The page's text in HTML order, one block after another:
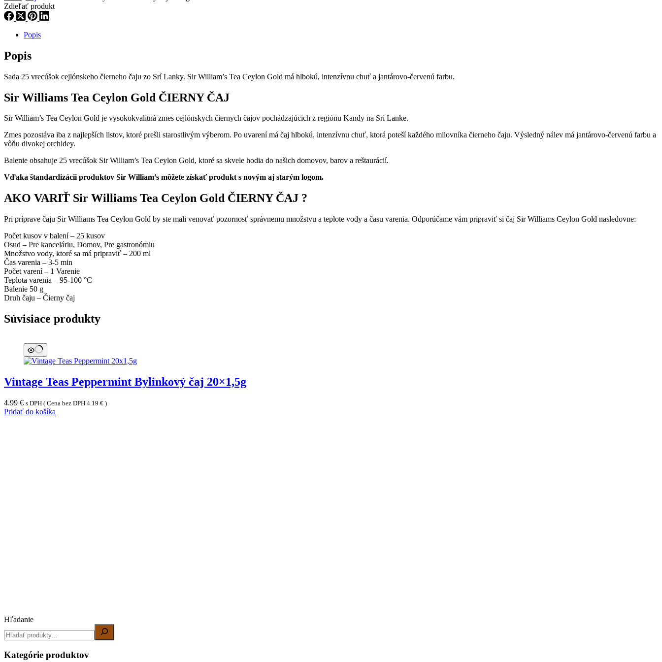
Zdieľať produkt
Popis
Popis
Sada 25 vrecúšok cejlónskeho čierneho čaju zo Srí Lanky. Sir William’s Tea Ceylon Gold má hlbokú, intenzívnu chuť a jantárovo-červenú farbu.
Sir Williams Tea Ceylon Gold ČIERNY ČAJ
Sir William’s Tea Ceylon Gold je vysokokvalitná zmes cejlónskych čiernych čajov pochádzajúcich z regiónu Kandy na Srí Lanke.
Zmes pozostáva iba z najlepších listov, ktoré prešli starostlivým výberom. Po uvarení má čaj hlbokú, intenzívnu chuť, ktorá poteší každého milovníka čierneho čaju. Výsledný nálev má jantárovo-červenú farbu a
vôňu divokej orchidey.
Balenie obsahuje 25 vrecúšok Sir William’s Tea Ceylon Gold, ktoré sa skvele hodia do našich domovov, barov a reštaurácií.
Vďaka štandardizácii produktov Sir William’s môžete získať produkt s novým aj starým logom.
AKO VARIŤ Sir Williams Tea Ceylon Gold ČIERNY ČAJ ?
Pri príprave čaju Sir Williams Tea Ceylon Gold by ste mali venovať pozornosť správnemu množstvu a teplote vody a času varenia. Odporúčame vám pripraviť si čaj Sir Williams Ceylon Gold nasledovne:
Počet kusov v balení – 25 kusov
Osud – Pre kanceláriu, Domov, Pre gastronómiu
Množstvo vody, ktoré sa má pripraviť – 200 ml
Čas varenia – 3-5 min
Počet varení – 1 Varenie
Teplota varenia – 95-100 °C
Balenie 50 g
Druh čaju – Čierny čaj
Súvisiace produkty
Vintage Teas Peppermint Bylinkový čaj 20×1,5g
4.99 € s DPH ( Cena bez DPH 4.19 € )
Pridať do košíka
Hľadanie
Kategórie produktov